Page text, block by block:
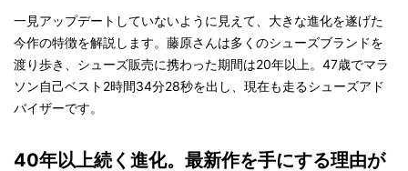
一見アップデートしていないように見えて、大きな進化を遂げた
今作の特徴を解説します。藤原さんは多くのシューズブランドを
渡り歩き、シューズ販売に携わった期間は20年以上。47歳でマラ
ソン自己ベスト2時間34分28秒を出し、現在も走るシューズアド
バイザーです。
40年以上続く進化。最新作を手にする理由が